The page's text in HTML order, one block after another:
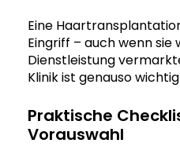
Eine
Eingriff – auch wenn
Dienstleistung
Klinik ist genauso
Praktische
Vorauswahl